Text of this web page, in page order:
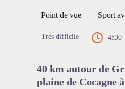
Point de vue Sport
Très difficile 4h30
40 km autour de
plaine de Cocagne